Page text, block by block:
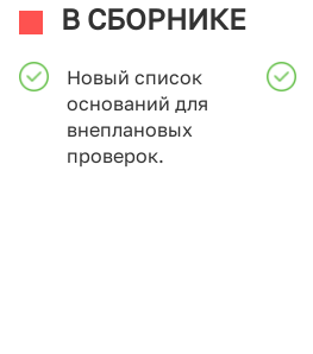
В СБОРНИКЕ
Новый список
оснований для
внеплановых
проверок.